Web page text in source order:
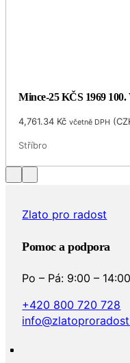
Mince-25 KČS 1969
4,761.34 Kč včetně DPH (
Stříbro
Zlato pro radost
Pomoc a podpora
Po – Pá: 9:00 – 14:00
+420 800 720 728